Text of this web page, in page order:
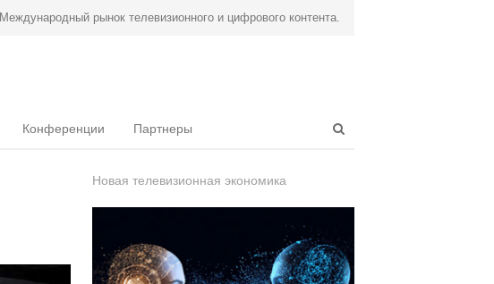
Международный рынок телевизионного и цифрового контента.
Конференции Партнеры
Новая телевизионная экономика